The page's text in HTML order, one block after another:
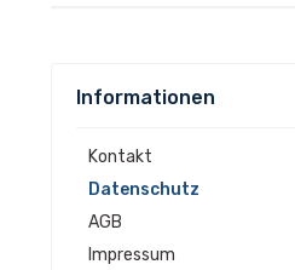
Informationen
Kontakt
Datenschutz
AGB
Impressum